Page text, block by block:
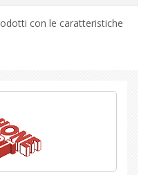
con le caratteristiche